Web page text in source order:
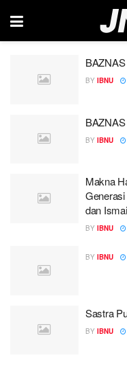
BY IBNU
BY IBNU
Makna
Generasi
dan
BY IBNU
BY IBNU
Sastra
BY IBNU